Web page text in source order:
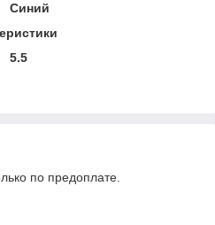
Синий
5.5
по предоплате.